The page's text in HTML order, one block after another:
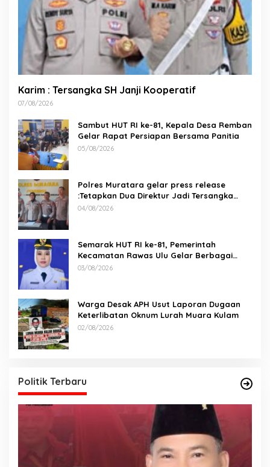
Karim : Tersangka SH Janji Kooperatif
07/08/2026
Sambut HUT RI ke-81, Kepala Desa Remban
Gelar Rapat Persiapan Bersama Panitia
05/08/2026
Polres Muratara gelar press release
:Tetapkan Dua Direktur Jadi Tersangka
Kecelakaan Maut antara Bus ALS dan
04/08/2026
Semarak HUT RI ke-81, Pemerintah
Kecamatan Rawas Ulu Gelar Berbagai
Lomba
03/08/2026
Warga Desak APH Usut Laporan Dugaan
Keterlibatan Oknum Lurah Muara Kulam
02/08/2026
Politik Terbaru